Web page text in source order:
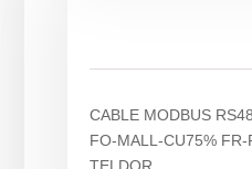
CABLE MODBUS
FO-MALL-CU75%